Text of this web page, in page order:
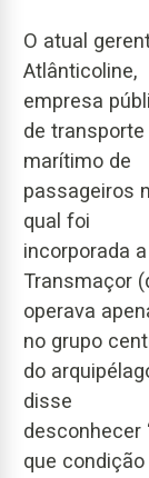
O atual
Atlânticoline,
empresa
de transporte
marítimo de
passageiros
qual foi
incorporada a
Transmaçor
operava
no grupo
do
disse
desconhecer
que